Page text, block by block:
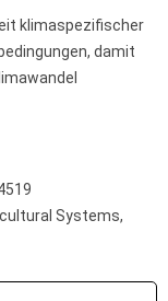
klimaspezifischer
damit
Systems,